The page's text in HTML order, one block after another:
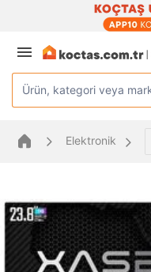
Ürün, kategori veya
Elektronik